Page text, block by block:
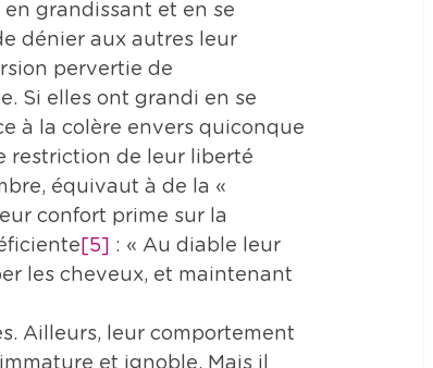
grandissant et en se
dénier aux autres leur
pervertie de
Si elles ont grandi en se
à la colère envers quiconque
restriction de leur liberté
équivaut à de la «
confort prime sur la
[5]
: « Au diable leur
les cheveux, et maintenant
Ailleurs, leur comportement
et ignoble. Mais il